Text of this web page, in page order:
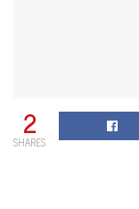
2
SHARES